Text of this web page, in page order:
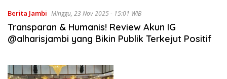
Berita Jambi Minggu, 23 Nov 2025 - 15:01 WIB
Transparan & Humanis! Review Akun IG
@alharisjambi yang Bikin Publik Terkejut Positif